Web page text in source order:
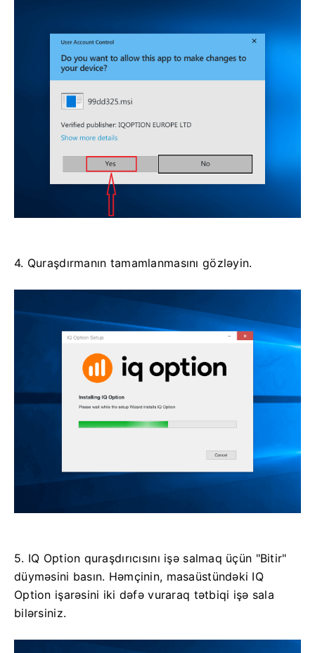
4. Quraşdırmanın tamamlanmasını gözləyin.
5. IQ Option quraşdırıcısını işə salmaq üçün "Bitir"
düyməsini basın. Həmçinin, masaüstündəki IQ
Option işarəsini iki dəfə vuraraq tətbiqi işə sala
bilərsiniz.